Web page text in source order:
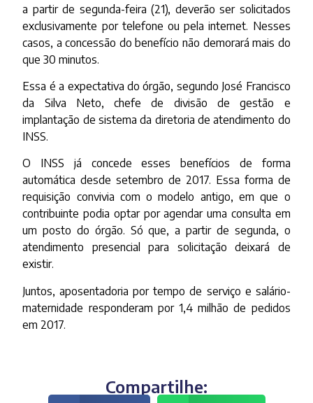
a partir de segunda-feira (21), deverão ser solicitados
exclusivamente por telefone ou pela internet. Nesses
casos, a concessão do benefício não demorará mais do
que 30 minutos.
Essa é a expectativa do órgão, segundo José Francisco
da Silva Neto, chefe de divisão de gestão e
implantação de sistema da diretoria de atendimento do
INSS.
O INSS já concede esses benefícios de forma
automática desde setembro de 2017. Essa forma de
requisição convivia com o modelo antigo, em que o
contribuinte podia optar por agendar uma consulta em
um posto do órgão. Só que, a partir de segunda, o
atendimento presencial para solicitação deixará de
existir.
Juntos, aposentadoria por tempo de serviço e salário-
maternidade responderam por 1,4 milhão de pedidos
em 2017.
Compartilhe: